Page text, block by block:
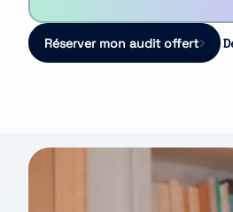
Réserver mon audit offert